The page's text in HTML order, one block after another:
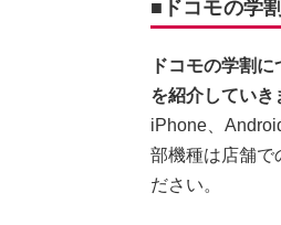
■ドコモの学
ドコモの学割
を紹介していき
iPhone、
部機種は店舗で
ださい。